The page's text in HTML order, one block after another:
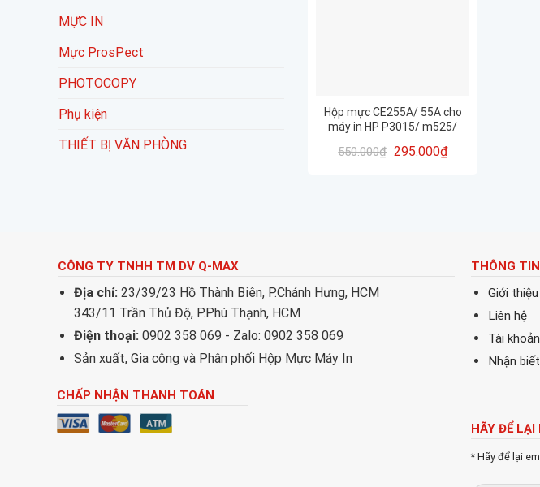
MỰC IN
Mực ProsPect
PHOTOCOPY
Phụ kiện
THIẾT BỊ VĂN PHÒNG
Hộp mực CE255A/ 55A cho
máy in HP P3015/ m525/
MF515dw LBP6750
550.000₫ 295.000₫
CÔNG TY TNHH TM DV Q-MAX
Địa chỉ: 23/39/23 Hồ Thành Biên, P.Chánh Hưng, HCM
343/11 Trần Thủ Độ, P.Phú Thạnh, HCM
Điện thoại: 0902 358 069 - Zalo: 0902 358 069
Sản xuất, Gia công và Phân phối Hộp Mực Máy In
CHẤP NHẬN THANH TOÁN
THÔNG TIN
Giới thiệu
Liên hệ
Tài
Nhận
HÃY ĐỂ LẠI
* Hãy để lại